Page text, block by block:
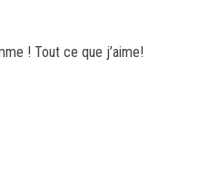
! Tout ce que j’aime!